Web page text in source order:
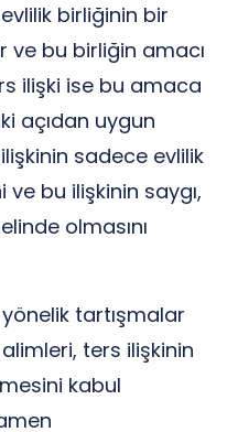
birliğinin bir
ve bu birliğin amacı
ilişki ise bu amaca
açıdan uygun
sadece evlilik
bu ilişkinin saygı,
olmasını
tartışmalar
ters ilişkinin
kabul